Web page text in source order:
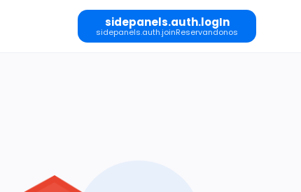
sidepanels.auth.logIn
sidepanels.auth.joinReservandonos